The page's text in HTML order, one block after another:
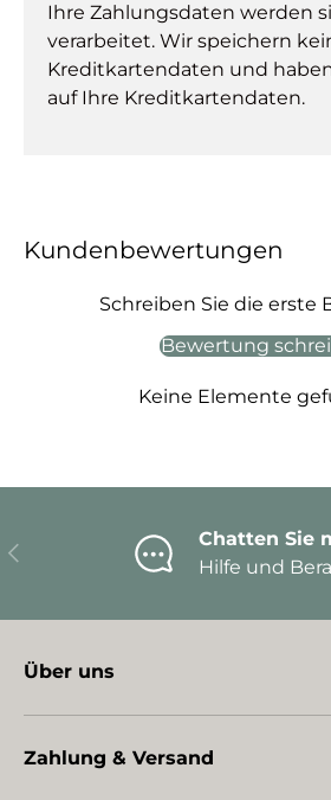
Ihre Zahlungsdaten werden
verarbeitet. Wir speichern
Kreditkartendaten und
auf Ihre Kreditkartendaten.
Kundenbewertungen
Schreiben Sie die erste
Bewertung
Keine Elemente
Vorherige
Chatten Sie
Hilfe und
Über uns
Zahlung & Versand